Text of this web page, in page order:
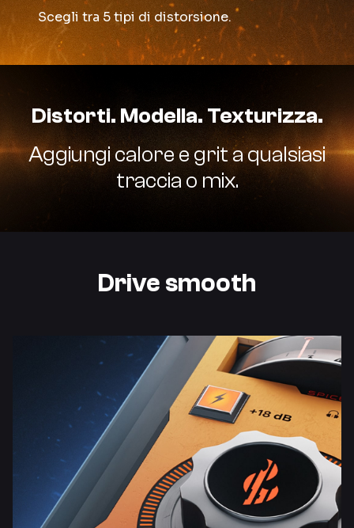
Scegli tra 5 tipi di distorsione.
Distorti. Modella. Texturizza.
Aggiungi calore e grit a qualsiasi
traccia o mix.
Drive smooth